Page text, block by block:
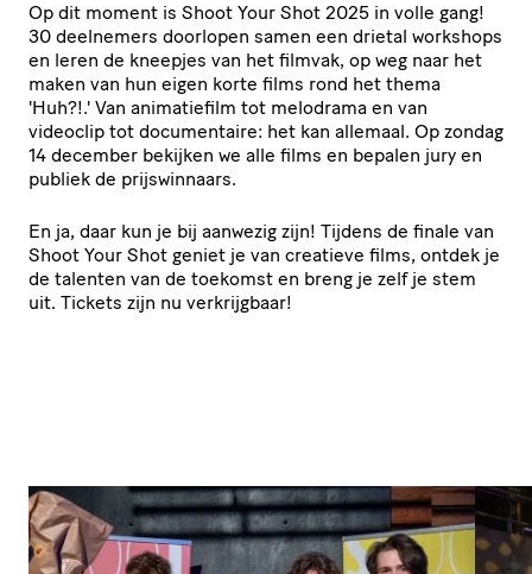
Op dit moment is Shoot Your Shot 2025 in volle gang!
30 deelnemers doorlopen samen een drietal workshops
en leren de kneepjes van het filmvak, op weg naar het
maken van hun eigen korte films rond het thema
'Huh?!.' Van animatiefilm tot melodrama en van
videoclip tot documentaire: het kan allemaal. Op zondag
14 december bekijken we alle films en bepalen jury en
publiek de prijswinnaars.
En ja, daar kun je bij aanwezig zijn! Tijdens de finale van
Shoot Your Shot geniet je van creatieve films, ontdek je
de talenten van de toekomst en breng je zelf je stem
uit. Tickets zijn nu verkrijgbaar!